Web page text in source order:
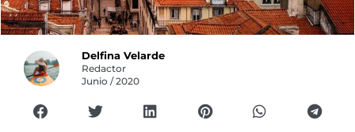
Delfina Velarde
Redactor
Junio / 2020